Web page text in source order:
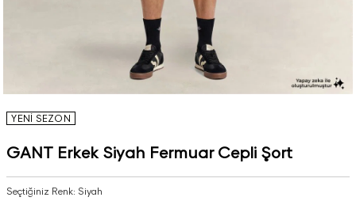
YENİ SEZON
GANT Erkek Siyah Fermuar Cepli Şort
Seçtiğiniz Renk: Siyah